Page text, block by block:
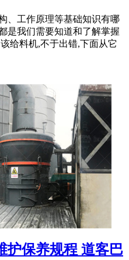
、工作原理等基础知识有哪
是我们需要知道和了解掌握
给料机,不于出错,下面从它
护保养规程 道客巴